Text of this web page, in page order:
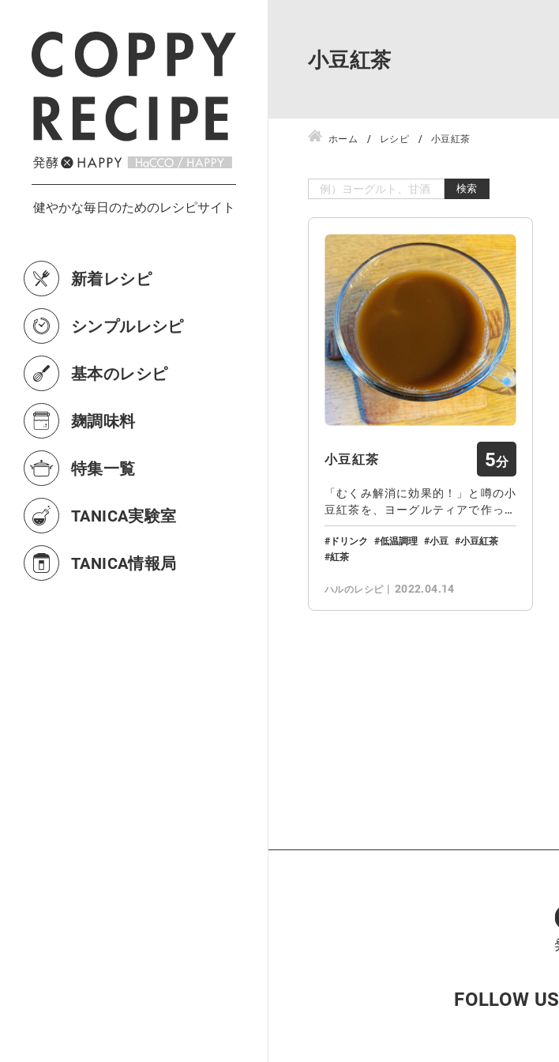
新着レシピ
シンプルレシピ
基本のレシピ
麹調味料
特集一覧
TANICA実験室
TANICA情報局
小豆紅茶
ホーム レシピ 小豆紅茶
検索
小豆紅茶 5
「むくみ解消に効果的！」と噂の小
豆紅茶を、ヨーグルティアで作って
みました♬栄養豊…
ドリンク 低温調理 小豆
小豆紅茶
紅茶
ハルのレシピ 2022.04.14
FOLLOW US